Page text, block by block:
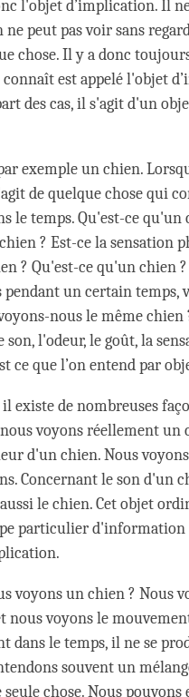
l'objet d’implication. Il
ne peut pas voir sans
chose. Il y a donc
connaît est appelé l'objet
des cas, il s'agit d'un
exemple un chien.
de quelque chose qui
le temps. Qu'est-ce qu'un
? Est-ce la sensation
? Qu'est-ce qu'un
un certain temps,
nous le même
l'odeur, le goût, la
ce que l’on entend par
existe de nombreuses
voyons réellement un
d'un chien. Nous
Concernant le son d'un
le chien. Cet objet
particulier d'information
voyons un chien ? Nous
voyons le
dans le temps, il ne se
souvent un
chose. Nous pouvons